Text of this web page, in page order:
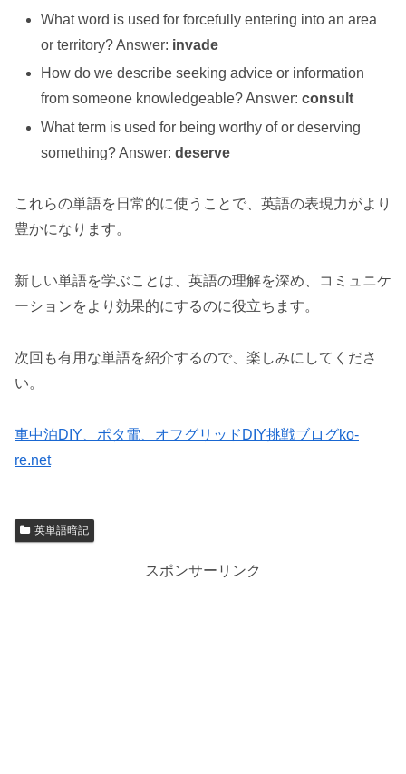
What word is used for forcefully entering into an area
or territory? Answer: invade
How do we describe seeking advice or information
from someone knowledgeable? Answer:consult
What term is used for being worthy of or deserving
something? Answer:deserve
これらの単語を日常的に使うことで、英語の表現力がより
豊かになります。
新しい単語を学ぶことは、英語の理解を深め、コミュニケ
ーションをより効果的にするのに役立ちます。
次回も有用な単語を紹介するので、楽しみにしてくださ
い。
車中泊DIY、ポタ電、オフグリッドDIY挑戦ブログko-
re.net
英単語暗記
スポンサーリンク